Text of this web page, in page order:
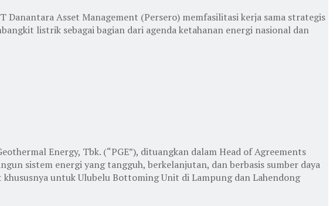
Asset Management (Persero) memfasilitasi kerja sama strategis
listrik sebagai bagian dari agenda ketahanan energi nasional dan
Energy, Tbk. (“PGE”), dituangkan dalam Head of Agreements
sistem energi yang tangguh, berkelanjutan, dan berbasis sumber daya
untuk Ulubelu Bottoming Unit di Lampung dan Lahendong